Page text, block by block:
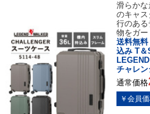
滑らか
のキャ
行のあ
物をガー
送料無
込み T＆
チャレン
通常価格